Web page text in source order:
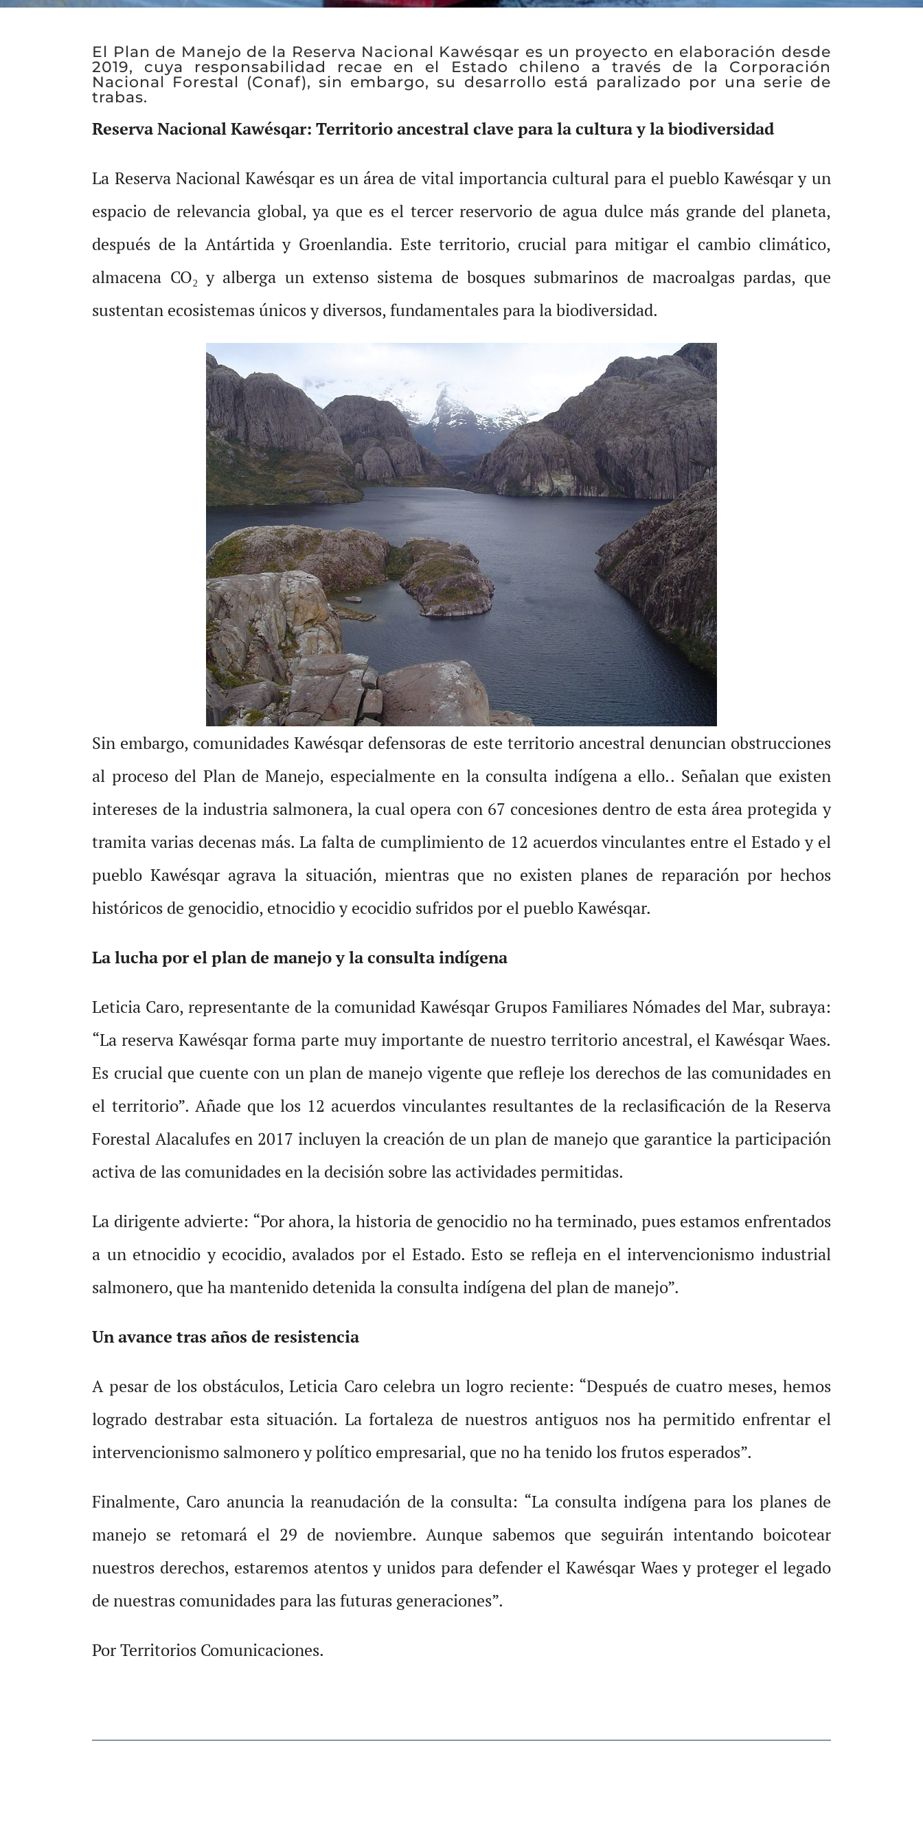
El Plan de Manejo de la Reserva Nacional Kawésqar es un proyecto en elaboración desde
2019, cuya responsabilidad recae en el Estado chileno a través de la Corporación
Nacional Forestal (Conaf), sin embargo, su desarrollo está paralizado por una serie de
trabas.
Reserva Nacional Kawésqar: Territorio ancestral clave para la cultura y la biodiversidad
La Reserva Nacional Kawésqar es un área de vital importancia cultural para el pueblo Kawésqar y un
espacio de relevancia global, ya que es el tercer reservorio de agua dulce más grande del planeta,
después de la Antártida y Groenlandia. Este territorio, crucial para mitigar el cambio climático,
almacena CO₂ y alberga un extenso sistema de bosques submarinos de macroalgas pardas, que
sustentan ecosistemas únicos y diversos, fundamentales para la biodiversidad.
Sin embargo, comunidades Kawésqar defensoras de este territorio ancestral denuncian obstrucciones
al proceso del Plan de Manejo, especialmente en la consulta indígena a ello.. Señalan que existen
intereses de la industria salmonera, la cual opera con 67 concesiones dentro de esta área protegida y
tramita varias decenas más. La falta de cumplimiento de 12 acuerdos vinculantes entre el Estado y el
pueblo Kawésqar agrava la situación, mientras que no existen planes de reparación por hechos
históricos de genocidio, etnocidio y ecocidio sufridos por el pueblo Kawésqar.
La lucha por el plan de manejo y la consulta indígena
Leticia Caro, representante de la comunidad Kawésqar Grupos Familiares Nómades del Mar, subraya:
“La reserva Kawésqar forma parte muy importante de nuestro territorio ancestral, el Kawésqar Waes.
Es crucial que cuente con un plan de manejo vigente que refleje los derechos de las comunidades en
el territorio”. Añade que los 12 acuerdos vinculantes resultantes de la reclasificación de la Reserva
Forestal Alacalufes en 2017 incluyen la creación de un plan de manejo que garantice la participación
activa de las comunidades en la decisión sobre las actividades permitidas.
La dirigente advierte: “Por ahora, la historia de genocidio no ha terminado, pues estamos enfrentados
a un etnocidio y ecocidio, avalados por el Estado. Esto se refleja en el intervencionismo industrial
salmonero, que ha mantenido detenida la consulta indígena del plan de manejo”.
Un avance tras años de resistencia
A pesar de los obstáculos, Leticia Caro celebra un logro reciente: “Después de cuatro meses, hemos
logrado destrabar esta situación. La fortaleza de nuestros antiguos nos ha permitido enfrentar el
intervencionismo salmonero y político empresarial, que no ha tenido los frutos esperados”.
Finalmente, Caro anuncia la reanudación de la consulta: “La consulta indígena para los planes de
manejo se retomará el 29 de noviembre. Aunque sabemos que seguirán intentando boicotear
nuestros derechos, estaremos atentos y unidos para defender el Kawésqar Waes y proteger el legado
de nuestras comunidades para las futuras generaciones”.
Por Territorios Comunicaciones.